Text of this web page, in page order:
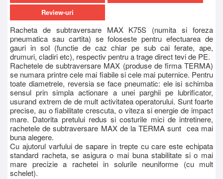
Racheta de subtraversare MAX K75S (numita si foreza
pneumatica sau cartita) se foloseste pentru efectuarea de
gauri in sol (functie de caz chiar pe sub cai ferate, ape,
drumuri, cladiri etc), respectiv pentru a trage direct tevi de PE.
Rachetele de subtraversare MAX (produse de firma TERMA)
se numara printre cele mai fiabile si cele mai puternice. Pentru
toate diametrele, reversia se face pneumatic: ele isi schimba
sensul prin simpla actionare a unei parghii pe lubrificator,
usurand extrem de de mult activitatea operatorului. Sunt foarte
precise, au o fiabilitate crescuta, o viteza si energie de impact
mare. Datorita pretului redus si costurile mici de intretinere,
rachetele de subtraversare MAX de la TERMA sunt cea mai
buna alegere.
Cu ajutorul varfului de sapare in trepte cu care este echipata
standard racheta, se asigura o mai buna stabilitate si o mai
mare precizie a rachetei in solurile neuniforme (cu mult
schelet).
Review-uri